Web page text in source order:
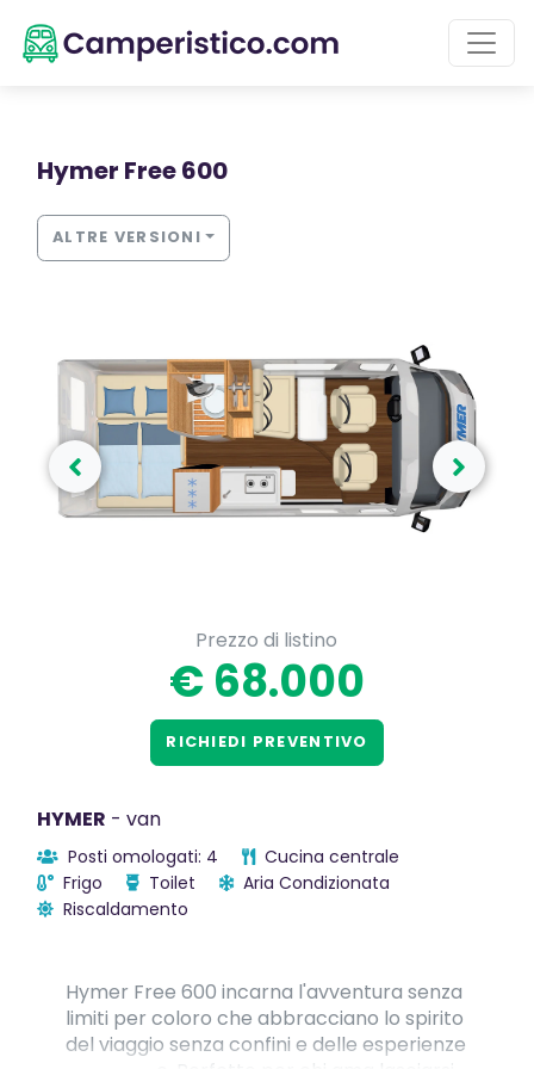
Hymer Free 600
ALTRE VERSIONI
Prezzo di listino
€ 68.000
RICHIEDI PREVENTIVO
HYMER - van
Posti omologati: 4
Cucina centrale
Frigo
Toilet
Aria Condizionata
Riscaldamento
Hymer Free 600 incarna l'avventura senza
limiti per coloro che abbracciano lo spirito
del viaggio senza confini e delle esperienze